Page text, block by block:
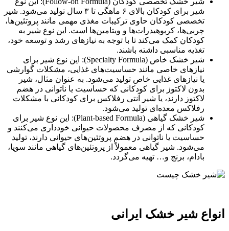
شیر برای کودکان بالای ۶ ماهگی تا ۳ سال تولید می‌شود. شیر
تخصصی کودکان حاوی ترکیبات مغذی مهمی مانند پروتئین‌ها،
چربی‌ها، کربوهیدرات‌ها و ویتامین‌ها است. این نوع شیر به
کودکان کمک می‌کند تا با توجه به نیازهای رشد و توسعه خود،
تغذیه مناسبی داشته باشند.
شیر خشک خاص (Specialty Formula): این نوع شیر برای
نیازهای خاصی مانند حساسیت‌های غذایی، مشکلات گوارشی
یا نیازهای غذایی خاص تولید می‌شود. به عنوان مثال، شیر
بدون لاکتوز برای کودکانی که حساسیت یا ناتوانی در هضم
لاکتوز دارند، یا شیر آنتی رفلاکس برای کودکانی با مشکلات
رفلاکس معده‌ای تولید می‌شود.
شیر خشک گیاهی (Plant-based Formula): این نوع شیر برای
کودکانی که از مصرف محصولات حیوانی خودداری می‌کنند و
حساسیت یا ناتوانی در هضم پروتئین‌های حیوانی دارند، تولید
می‌شود. شیر گیاهی معمولاً از پروتئین‌های گیاهی مانند سویا،
بادام، برنج و… تهیه می‌گردد.
شیر خشک ایرانی